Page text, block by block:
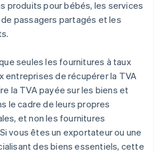
produits pour bébés, les services
passagers partagés et les
seules les fournitures à taux
entreprises de récupérer la TVA
la TVA payée sur les biens et
le cadre de leurs propres
et non les fournitures
vous êtes un exportateur ou une
des biens essentiels, cette